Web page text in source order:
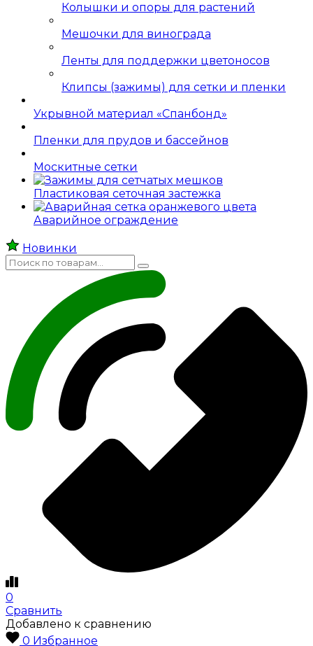
Колышки и опоры для растений
Мешочки для винограда
Ленты для поддержки цветоносов
Клипсы (зажимы) для сетки и пленки
Укрывной материал «Спанбонд»
Пленки для прудов и бассейнов
Москитные сетки
Пластиковая сеточная застежка
Аварийное ограждение
Новинки
0
Сравнить
Добавлено к сравнению
0 Избранное